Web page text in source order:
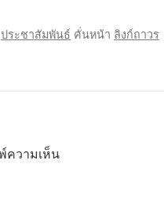
ประชาสัมพันธ์ คั่นหน้า ลิงก์ถาวร
ความเห็น